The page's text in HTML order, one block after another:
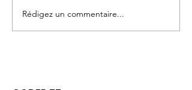
Rédigez un commentaire...